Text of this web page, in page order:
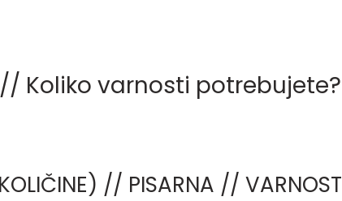
Koliko varnosti potrebujete?
// PISARNA // VARNOST